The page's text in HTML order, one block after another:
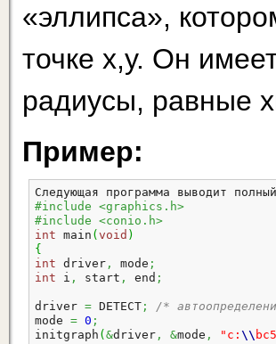
«эллипса»,
точке х,у. Он
радиусы, равные
Пример:
Следующая программа выводит
#include <graphics.h>
#include <conio.h>
int main ( void )
{
int driver , mode ;
int i , start , end ;
driver = DETECT ;
/*
mode = 0 ;
initgraph ( &driver , &mode , "c: \\ bc5